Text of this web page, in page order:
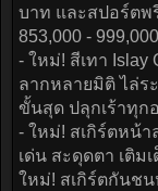
บาท และสปอร์ตพ
853,000 -
- ใหม่! สีเทา
ลากหลายมิติ ไล่ร
ขั้นสุด ปลุกเร้าทุ
- ใหม่! สเกิร์ตหน้
เด่น สะดุดตา เติ
ใหม่! สเกิร์ตกันช